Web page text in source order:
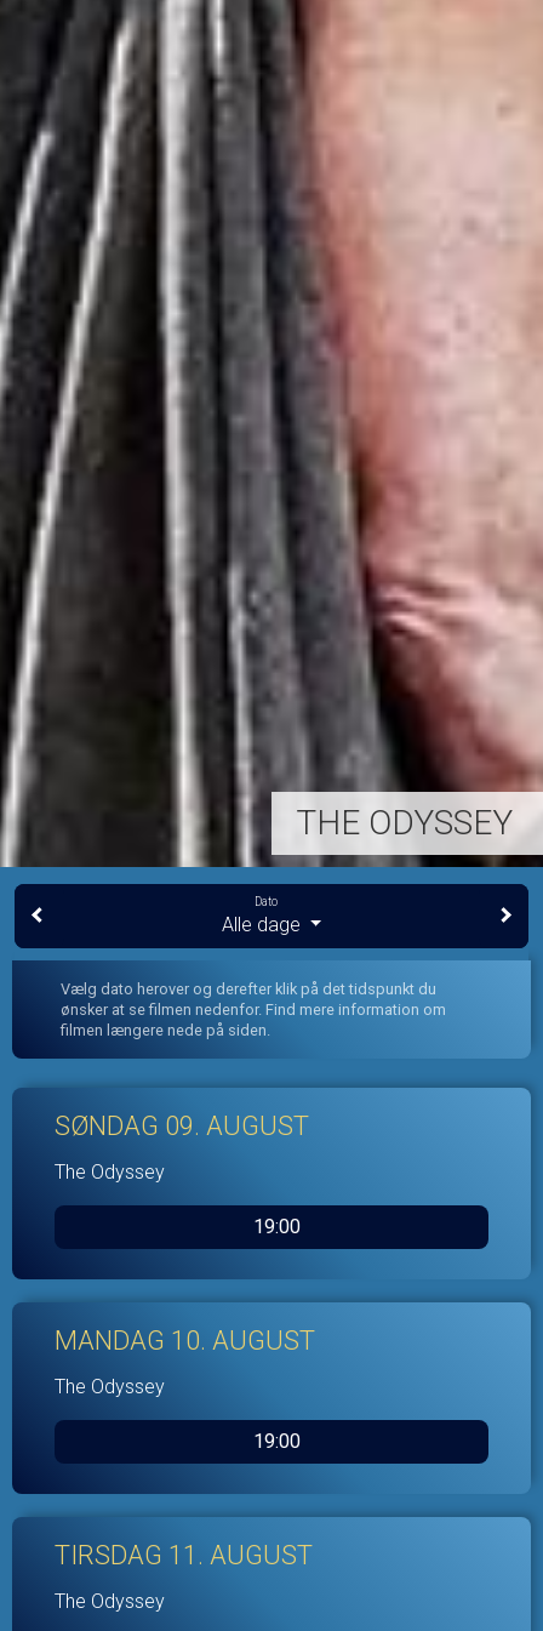
THE ODYSSEY
Dato
Alle dage
Vælg dato herover og derefter klik på det tidspunkt du
ønsker at se filmen nedenfor. Find mere information om
filmen længere nede på siden.
SØNDAG 09. AUGUST
The Odyssey
19:00
MANDAG 10. AUGUST
The Odyssey
19:00
TIRSDAG 11. AUGUST
The Odyssey